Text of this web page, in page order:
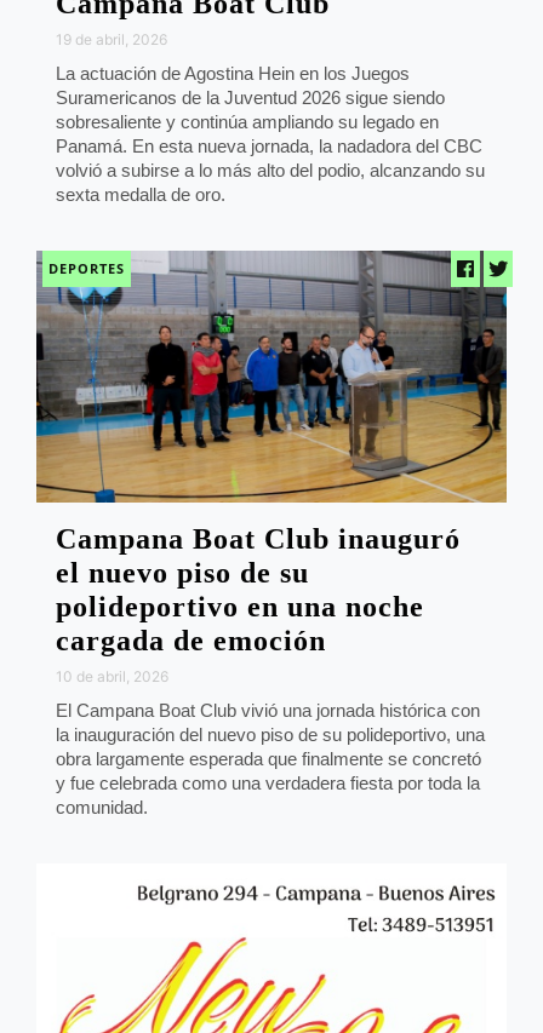
19 de abril, 2026
La actuación de Agostina Hein en los Juegos
Suramericanos de la Juventud 2026 sigue siendo
sobresaliente y continúa ampliando su legado en
Panamá. En esta nueva jornada, la nadadora del CBC
volvió a subirse a lo más alto del podio, alcanzando su
sexta medalla de oro.
DEPORTES
Campana Boat Club inauguró
el nuevo piso de su
polideportivo en una noche
cargada de emoción
10 de abril, 2026
El Campana Boat Club vivió una jornada histórica con
la inauguración del nuevo piso de su polideportivo, una
obra largamente esperada que finalmente se concretó
y fue celebrada como una verdadera fiesta por toda la
comunidad.